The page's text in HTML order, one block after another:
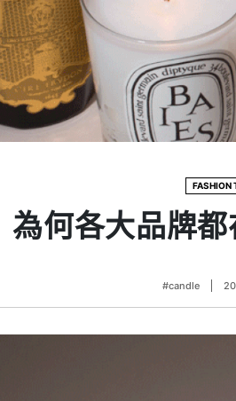
FASHION
為何各大品牌
#candle